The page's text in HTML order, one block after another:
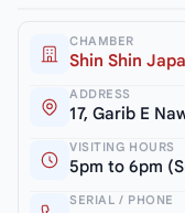
CHAMBER
Shin Shin
ADDRESS
17, Garib E
VISITING HOURS
5pm to 6pm
SERIAL / PHONE